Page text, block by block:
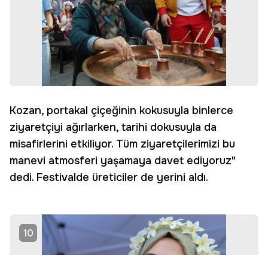
Kozan, portakal çiçeğinin kokusuyla binlerce
ziyaretçiyi ağırlarken, tarihi dokusuyla da
misafirlerini etkiliyor. Tüm ziyaretçilerimizi bu
manevi atmosferi yaşamaya davet ediyoruz"
dedi. Festivalde üreticiler de yerini aldı.
10